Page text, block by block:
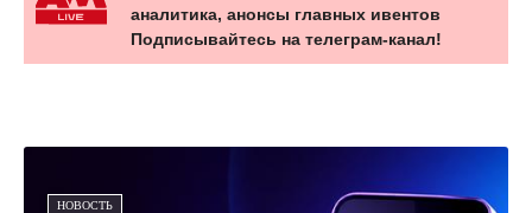
аналитика, анонсы главных ивентов
Подписывайтесь на телеграм-канал!
НОВОСТЬ